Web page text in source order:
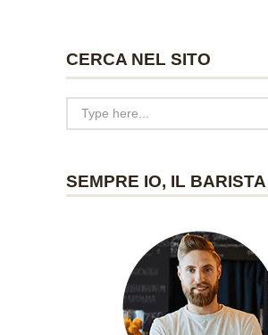
CERCA NEL SITO
SEMPRE IO, IL BARISTA